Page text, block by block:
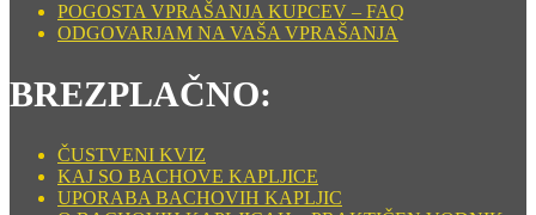
POGOSTA VPRAŠANJA KUPCEV – FAQ
ODGOVARJAM NA VAŠA VPRAŠANJA
BREZPLAČNO:
ČUSTVENI KVIZ
KAJ SO BACHOVE KAPLJICE
UPORABA BACHOVIH KAPLJIC